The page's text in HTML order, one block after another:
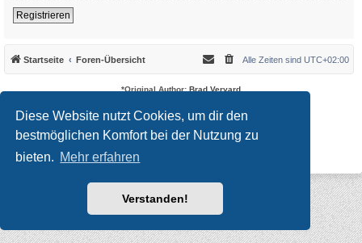
Diese Website nutzt Cookies, um dir den
bestmöglichen Komfort bei der Nutzung zu
bieten. Mehr erfahren
Verstanden!
Registrieren
Startseite Foren-Übersicht Alle Zeiten sind UTC+02:00
*Original Author: Brad Veryard
Powered byphpBB® Forum Software © phpBB Limited
Deutsche Übersetzung durchphpBB.de